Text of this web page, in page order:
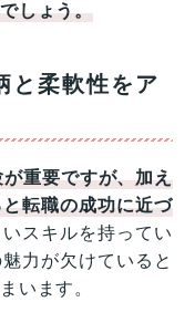
しょう。
と柔軟性をア
重要ですが、加え
転職の成功に近づ
スキルを持ってい
力が欠けていると
います。